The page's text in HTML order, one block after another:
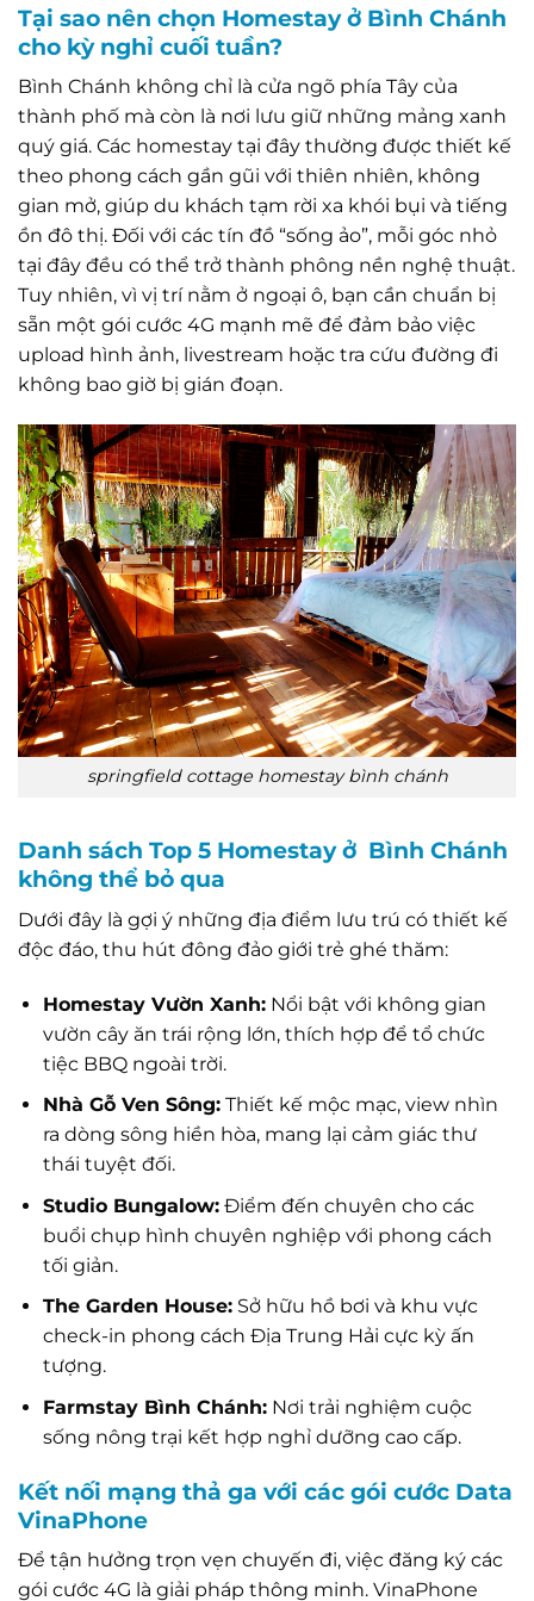
Tại sao nên chọn Homestay ở Bình Chánh
cho kỳ nghỉ cuối tuần?
Bình Chánh không chỉ là cửa ngõ phía Tây của
thành phố mà còn là nơi lưu giữ những mảng xanh
quý giá. Các homestay tại đây thường được thiết kế
theo phong cách gần gũi với thiên nhiên, không
gian mở, giúp du khách tạm rời xa khói bụi và tiếng
ồn đô thị. Đối với các tín đồ “sống ảo”, mỗi góc nhỏ
tại đây đều có thể trở thành phông nền nghệ thuật.
Tuy nhiên, vì vị trí nằm ở ngoại ô, bạn cần chuẩn bị
sẵn một gói cước 4G mạnh mẽ để đảm bảo việc
upload hình ảnh, livestream hoặc tra cứu đường đi
không bao giờ bị gián đoạn.
springfield cottage homestay bình chánh
Danh sách Top 5 Homestay ở Bình Chánh
không thể bỏ qua
Dưới đây là gợi ý những địa điểm lưu trú có thiết kế
độc đáo, thu hút đông đảo giới trẻ ghé thăm:
Homestay Vườn Xanh:Nổi bật với không gian
vườn cây ăn trái rộng lớn, thích hợp để tổ chức
tiệc BBQ ngoài trời.
Nhà Gỗ Ven Sông:Thiết kế mộc mạc, view nhìn
ra dòng sông hiền hòa, mang lại cảm giác thư
thái tuyệt đối.
Studio Bungalow:Điểm đến chuyên cho các
buổi chụp hình chuyên nghiệp với phong cách
tối giản.
The Garden House:Sở hữu hồ bơi và khu vực
check-in phong cách Địa Trung Hải cực kỳ ấn
tượng.
Farmstay Bình Chánh:Nơi trải nghiệm cuộc
sống nông trại kết hợp nghỉ dưỡng cao cấp.
Kết nối mạng thả ga với các gói cước Data
VinaPhone
Để tận hưởng trọn vẹn chuyến đi, việc đăng ký các
gói cước 4G là giải pháp thông minh. VinaPhone